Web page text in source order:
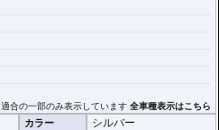
適合の一部のみ表示しています全車種表示はこちら
カラー シルバー